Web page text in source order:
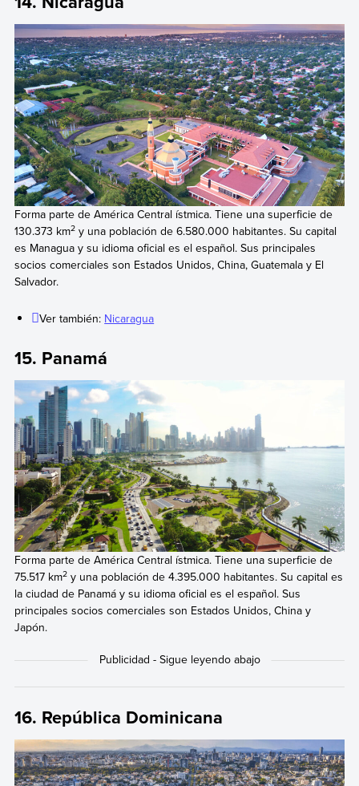
Forma parte de América Central ístmica. Tiene una superficie de
130.373 km2y una población de 6.580.000 habitantes. Su capital
es Managua y su idioma oficial es el español. Sus principales
socios comerciales son Estados Unidos, China, Guatemala y El
Salvador.
Ver también: Nicaragua
15. Panamá
Forma parte de América Central ístmica. Tiene una superficie de
75.517 km2y una población de 4.395.000 habitantes. Su capital es
la ciudad de Panamá y su idioma oficial es el español. Sus
principales socios comerciales son Estados Unidos, China y
Japón.
16. República Dominicana